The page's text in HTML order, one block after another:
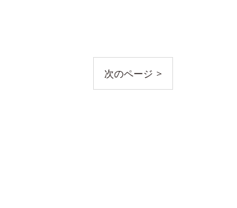
次のページ >